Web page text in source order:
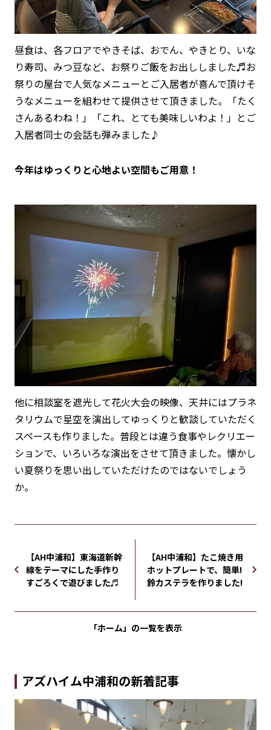
昼食は、各フロアでやきそば、おでん、やきとり、いな
り寿司、みつ豆など、お祭りご飯をお出ししました♬お
祭りの屋台で人気なメニューとご入居者が喜んで頂けそ
うなメニューを組わせて提供させて頂きました。「たく
さんあるわね！」「これ、とても美味しいわよ！」とご
入居者同士の会話も弾みました♪
今年はゆっくりと心地よい空間もご用意！
他に相談室を遮光して花火大会の映像、天井にはプラネ
タリウムで星空を演出してゆっくりと歓談していただく
スペースも作りました。普段とは違う食事やレクリエー
ションで、いろいろな演出をさせて頂きました。懐かし
い夏祭りを思い出していただけたのではないでしょう
か。
【AH中浦和】東海道新幹
線をテーマにした手作り
すごろくで遊びました♬
【AH中浦和】たこ焼き用
ホットプレートで、簡単!
鈴カステラを作りました!
「ホーム」の一覧を表示
アズハイム中浦和の新着記事